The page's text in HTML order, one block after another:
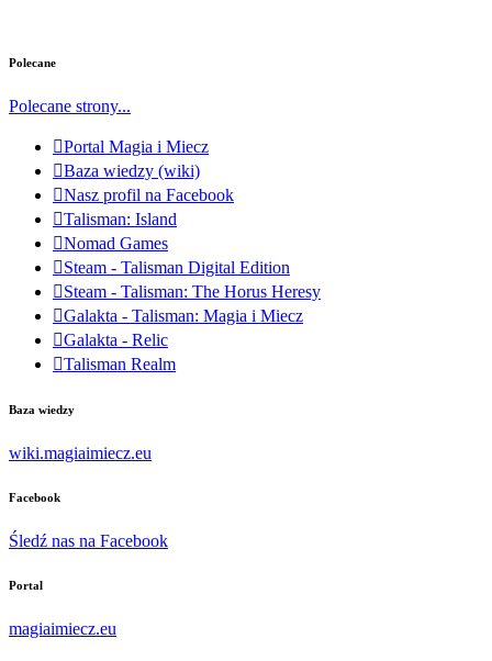
Polecane
Polecane strony...
Portal Magia i Miecz
Baza wiedzy (wiki)
Nasz profil na Facebook
Talisman: Island
Nomad Games
Steam - Talisman Digital Edition
Steam - Talisman: The Horus Heresy
Galakta - Talisman: Magia i Miecz
Galakta - Relic
Talisman Realm
Baza wiedzy
wiki.magiaimiecz.eu
Facebook
Śledź nas na Facebook
Portal
magiaimiecz.eu